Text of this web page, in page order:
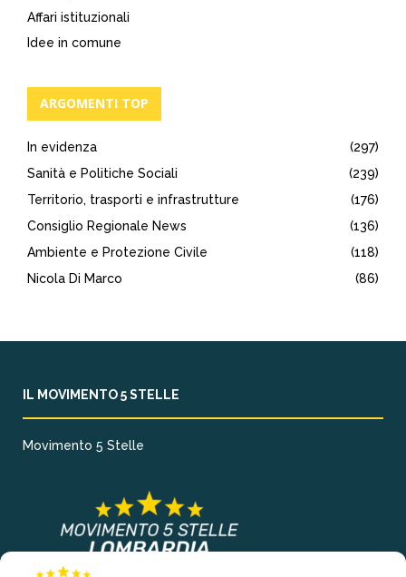
Affari istituzionali
Idee in comune
ARGOMENTI TOP
In evidenza
(297)
Sanità e Politiche Sociali
(239)
Territorio, trasporti e infrastrutture
(176)
Consiglio Regionale News
(136)
Ambiente e Protezione Civile
(118)
Nicola Di Marco
(86)
IL MOVIMENTO 5 STELLE
Movimento 5 Stelle